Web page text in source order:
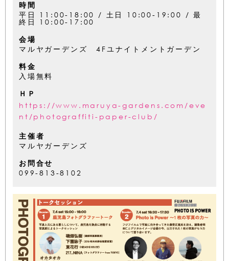
時間
平日 11:00-18:00 / 土日 10:00-19:00 / 最
終日 10:00-17:00
会場
マルヤガーデンズ 4Fユナイトメントガーデン
料金
入場無料
ＨＰ
https://www.maruya-gardens.com/eve
nt/photograffiti-paper-club/
主催者
マルヤガーデンズ
お問合せ
099-813-8102